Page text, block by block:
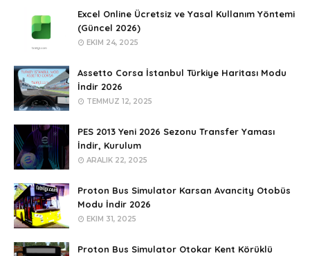
Excel Online Ücretsiz ve Yasal Kullanım Yöntemi
(Güncel 2026)
EKIM 24, 2025
Assetto Corsa İstanbul Türkiye Haritası Modu
İndir 2026
TEMMUZ 12, 2025
PES 2013 Yeni 2026 Sezonu Transfer Yaması
İndir, Kurulum
ARALIK 22, 2025
Proton Bus Simulator Karsan Avancity Otobüs
Modu İndir 2026
EKIM 31, 2025
Proton Bus Simulator Otokar Kent Körüklü